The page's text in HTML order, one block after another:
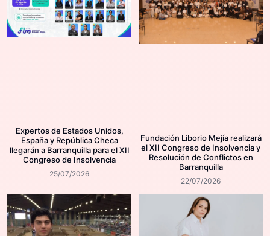
Expertos de Estados Unidos,
España y República Checa
llegarán a Barranquilla para el XII
Congreso de Insolvencia
25/07/2026
Fundación Liborio Mejía realizará
el XII Congreso de Insolvencia y
Resolución de Conflictos en
Barranquilla
22/07/2026